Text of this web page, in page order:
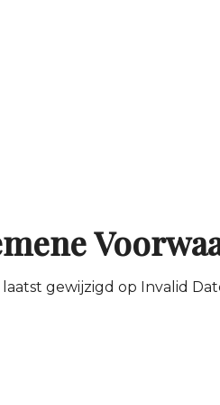
gewijzigd op Invalid